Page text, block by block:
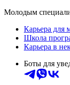
Молодым
Карьера для
Школа
Карьера в
Боты для